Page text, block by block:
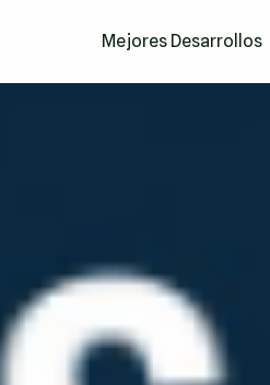
Mejores Desarrollos